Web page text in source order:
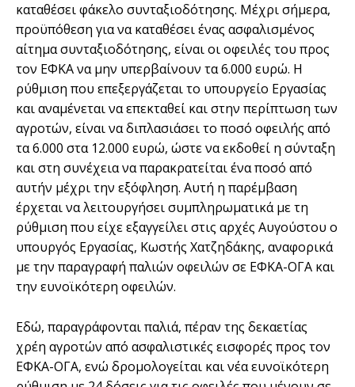
καταθέσει φάκελο συνταξιοδότησης. Μέχρι σήμερα,
προϋπόθεση για να καταθέσει ένας ασφαλισμένος
αίτημα συνταξιοδότησης, είναι οι οφειλές του προς
τον ΕΦΚΑ να μην υπερβαίνουν τα 6.000 ευρώ. Η
ρύθμιση που επεξεργάζεται το υπουργείο Εργασίας
και αναμένεται να επεκταθεί και στην περίπτωση των
αγροτών, είναι να διπλασιάσει το ποσό οφειλής από
τα 6.000 στα 12.000 ευρώ, ώστε να εκδοθεί η σύνταξη
και στη συνέχεια να παρακρατείται ένα ποσό από
αυτήν μέχρι την εξόφληση. Αυτή η παρέμβαση
έρχεται να λειτουργήσει συμπληρωματικά με τη
ρύθμιση που είχε εξαγγείλει στις αρχές Αυγούστου ο
υπουργός Εργασίας, Κωστής Χατζηδάκης, αναφορικά
με την παραγραφή παλιών οφειλών σε ΕΦΚΑ-ΟΓΑ και
την ευνοϊκότερη οφειλών.
Εδώ, παραγράφονται παλιά, πέραν της δεκαετίας
χρέη αγροτών από ασφαλιστικές εισφορές προς τον
ΕΦΚΑ-ΟΓΑ, ενώ δρομολογείται και νέα ευνοϊκότερη